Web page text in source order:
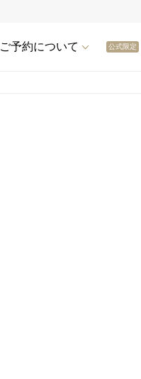
ご予約について 公式限定